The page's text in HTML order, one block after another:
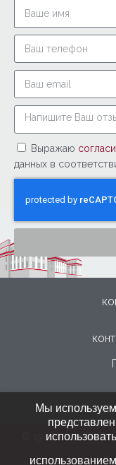
Выражаю
данных в
© 1946-2024 ФГБУ
Мы